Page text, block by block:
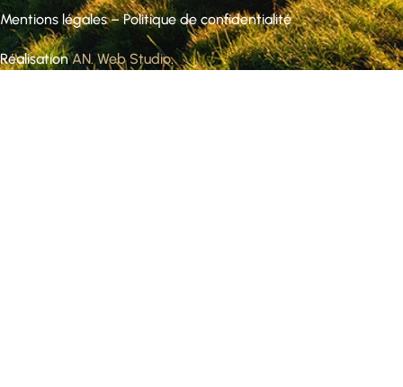
Mentions légales–Politique de confidentialité
RéalisationAN. Web Studio.